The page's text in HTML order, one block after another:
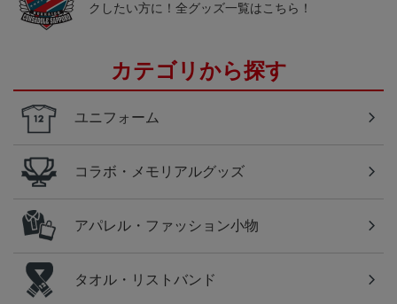
クしたい方に！全グッズ一覧はこちら！
カテゴリから探す
ユニフォーム
コラボ・メモリアルグッズ
アパレル・ファッション小物
タオル・リストバンド